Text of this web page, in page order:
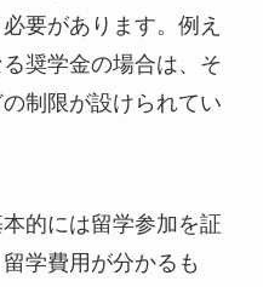
要があります。例え
奨学金の場合は、そ
制限が設けられてい
的には留学参加を証
学費用が分かるも